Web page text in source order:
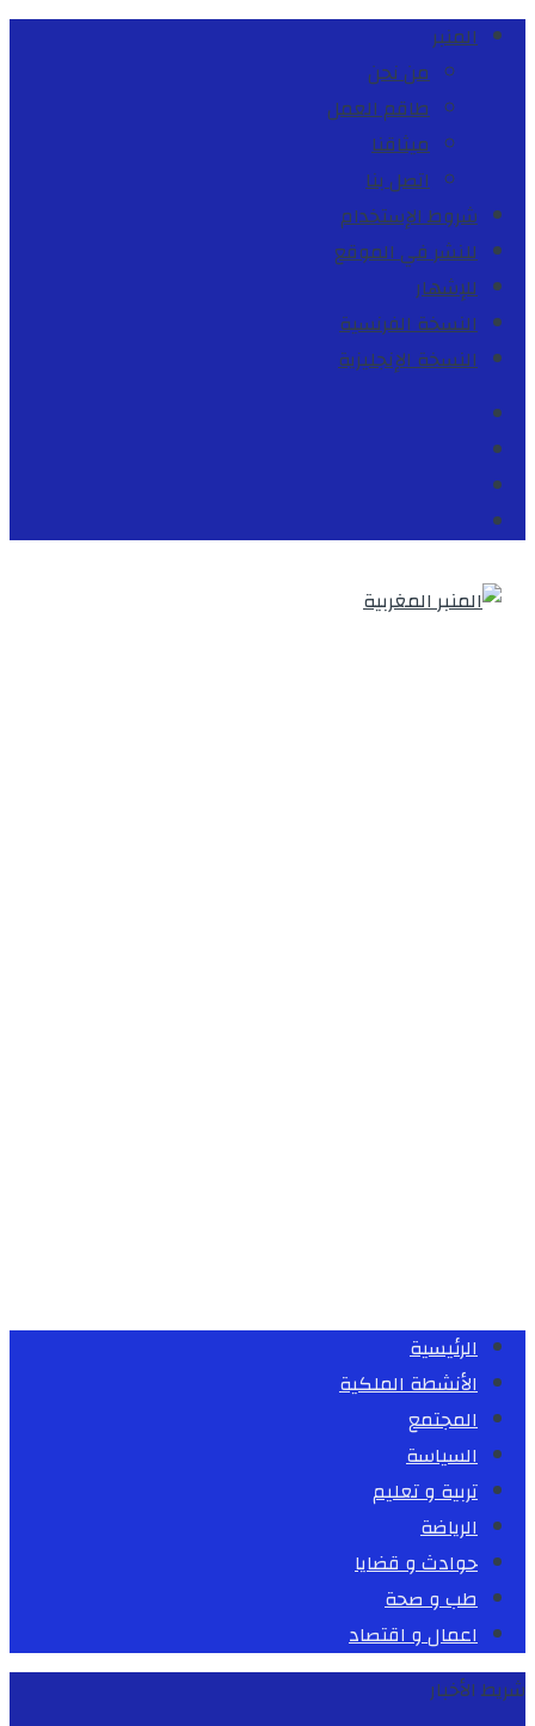
المنبر
من نحن
طاقم العمل
ميثاقنا
اتصل بنا
شروط الإستخدام
للنشر في الموقع
للإشهار
النسخة الفرنسية
النسخة الإنجليزية
الرئيسية
الأنشطة الملكية
المجتمع
السياسة
تربية و تعليم
الرياضة
حوادث و قضايا
طب و صحة
اعمال و اقتصاد
شريط الأخبار